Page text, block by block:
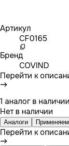
Артикул
CF0165
Бренд
COVIND
Перейти к
1 аналог в наличии
Нет в наличии
Аналоги
Перейти к